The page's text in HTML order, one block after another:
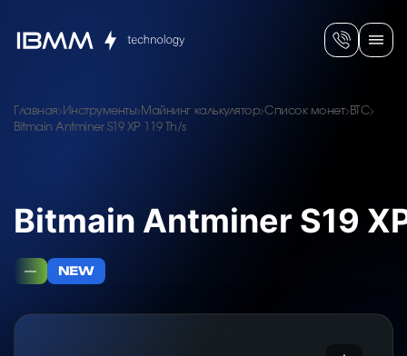
Главная Инструменты Майнинг калькулятор Список монет BTC
Bitmain Antminer S19 XP 119 Th/s
Bitmain Antminer S19
— NEW